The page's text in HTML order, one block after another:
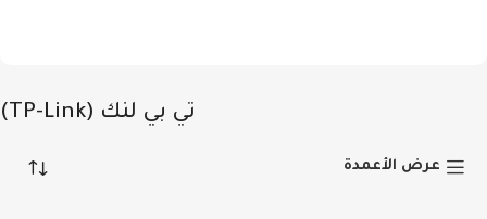
تي بي لنك (TP-Link)
عرض الأعمدة